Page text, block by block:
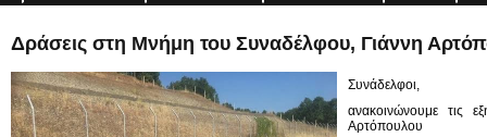
Δράσεις στη Μνήμη του Συναδέλφου, Γιάννη
Συνάδελφοι,
ανακοινώνουμε τις
Αρτόπουλου